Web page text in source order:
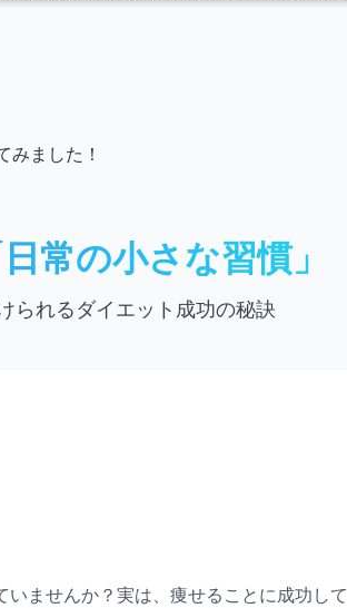
みました！
常の小さな習慣」
られるダイエット成功の秘訣
いませんか？実は、痩せることに成功して